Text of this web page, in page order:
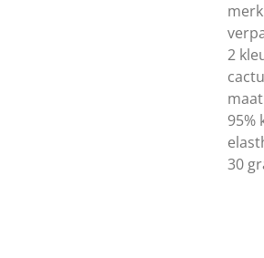
2
maat
95%
30